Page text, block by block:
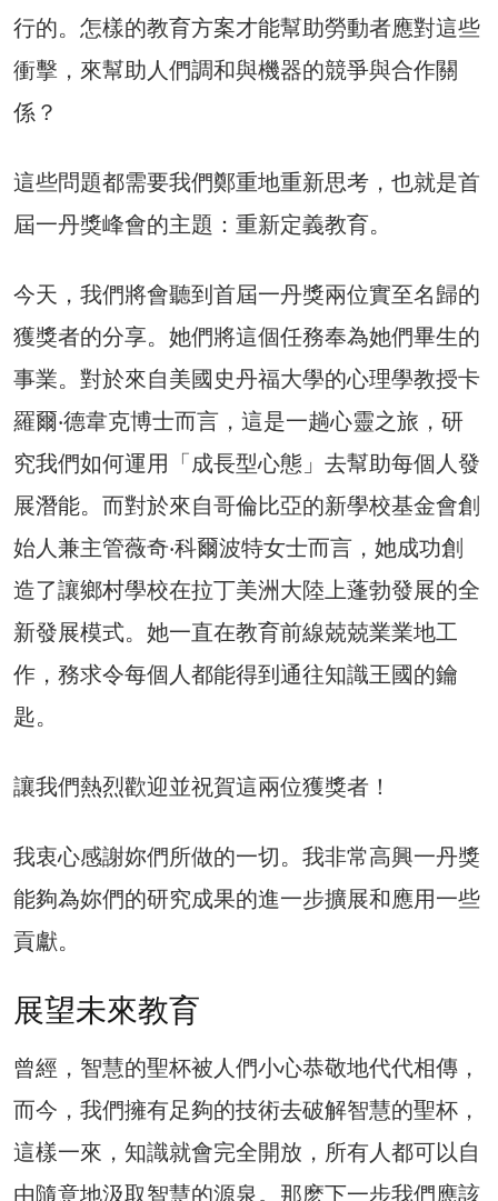
行的。怎樣的教育方案才能幫助勞動者應對這些
衝擊，來幫助人們調和與機器的競爭與合作關
係？
這些問題都需要我們鄭重地重新思考，也就是首
屆一丹獎峰會的主題：重新定義教育。
今天，我們將會聽到首屆一丹獎兩位實至名歸的
獲獎者的分享。她們將這個任務奉為她們畢生的
事業。對於來自美國史丹福大學的心理學教授卡
羅爾‧德韋克博士而言，這是一趟心靈之旅，研
究我們如何運用「成長型心態」去幫助每個人發
展潛能。而對於來自哥倫比亞的新學校基金會創
始人兼主管薇奇‧科爾波特女士而言，她成功創
造了讓鄉村學校在拉丁美洲大陸上蓬勃發展的全
新發展模式。她一直在教育前線兢兢業業地工
作，務求令每個人都能得到通往知識王國的鑰
匙。
讓我們熱烈歡迎並祝賀這兩位獲獎者！
我衷心感謝妳們所做的一切。我非常高興一丹獎
能夠為妳們的研究成果的進一步擴展和應用一些
貢獻。
展望未來教育
曾經，智慧的聖杯被人們小心恭敬地代代相傳，
而今，我們擁有足夠的技術去破解智慧的聖杯，
這樣一來，知識就會完全開放，所有人都可以自
由隨意地汲取智慧的源泉。那麽下一步我們應該